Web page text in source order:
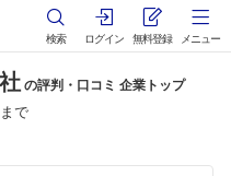
検索 ログイン 無料登録 メニュー
の評判・口コミ 企業トップ
で